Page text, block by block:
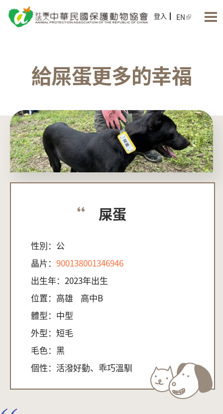
登入 EN
給屎蛋更多的幸福
屎蛋
性別： 公
晶片： 900138001346946
出生年： 2023年出生
位置： 高雄
高中B
體型： 中型
外型： 短毛
毛色： 黑
個性： 活潑好動、乖巧溫馴